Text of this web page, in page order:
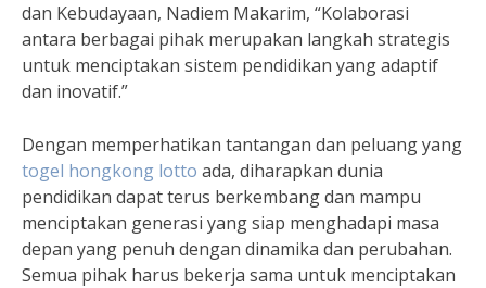
dan Kebudayaan, Nadiem Makarim, “Kolaborasi
antara berbagai pihak merupakan langkah strategis
untuk menciptakan sistem pendidikan yang adaptif
dan inovatif.”
Dengan memperhatikan tantangan dan peluang yang
togel hongkong lotto ada, diharapkan dunia
pendidikan dapat terus berkembang dan mampu
menciptakan generasi yang siap menghadapi masa
depan yang penuh dengan dinamika dan perubahan.
Semua pihak harus bekerja sama untuk menciptakan